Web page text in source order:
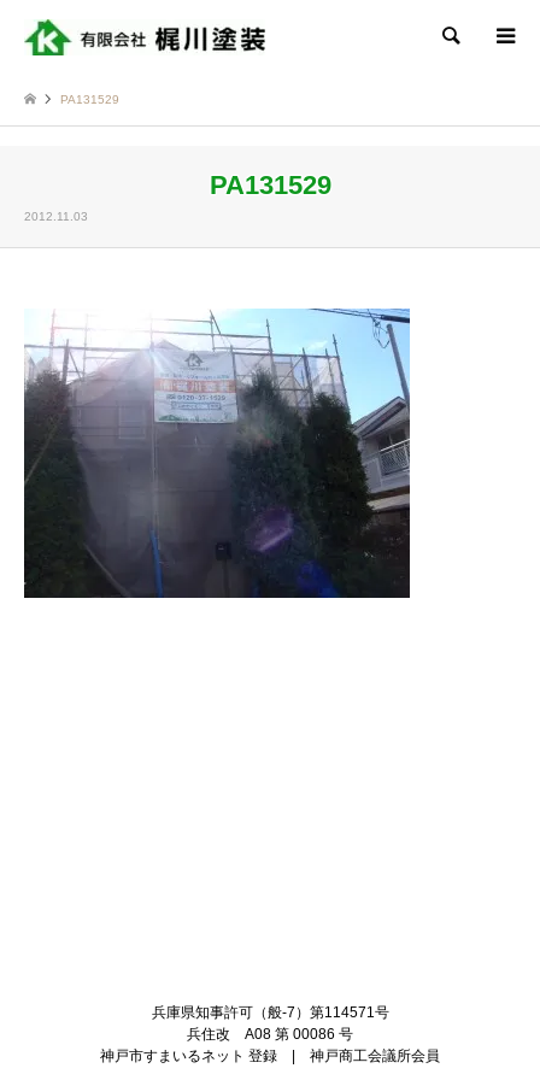
検索
PA131529
PA131529
2012.11.03
兵庫県知事許可（般-7）第114571号
兵住改 A08 第 00086 号
神戸市すまいるネット 登録 | 神戸商工会議所会員